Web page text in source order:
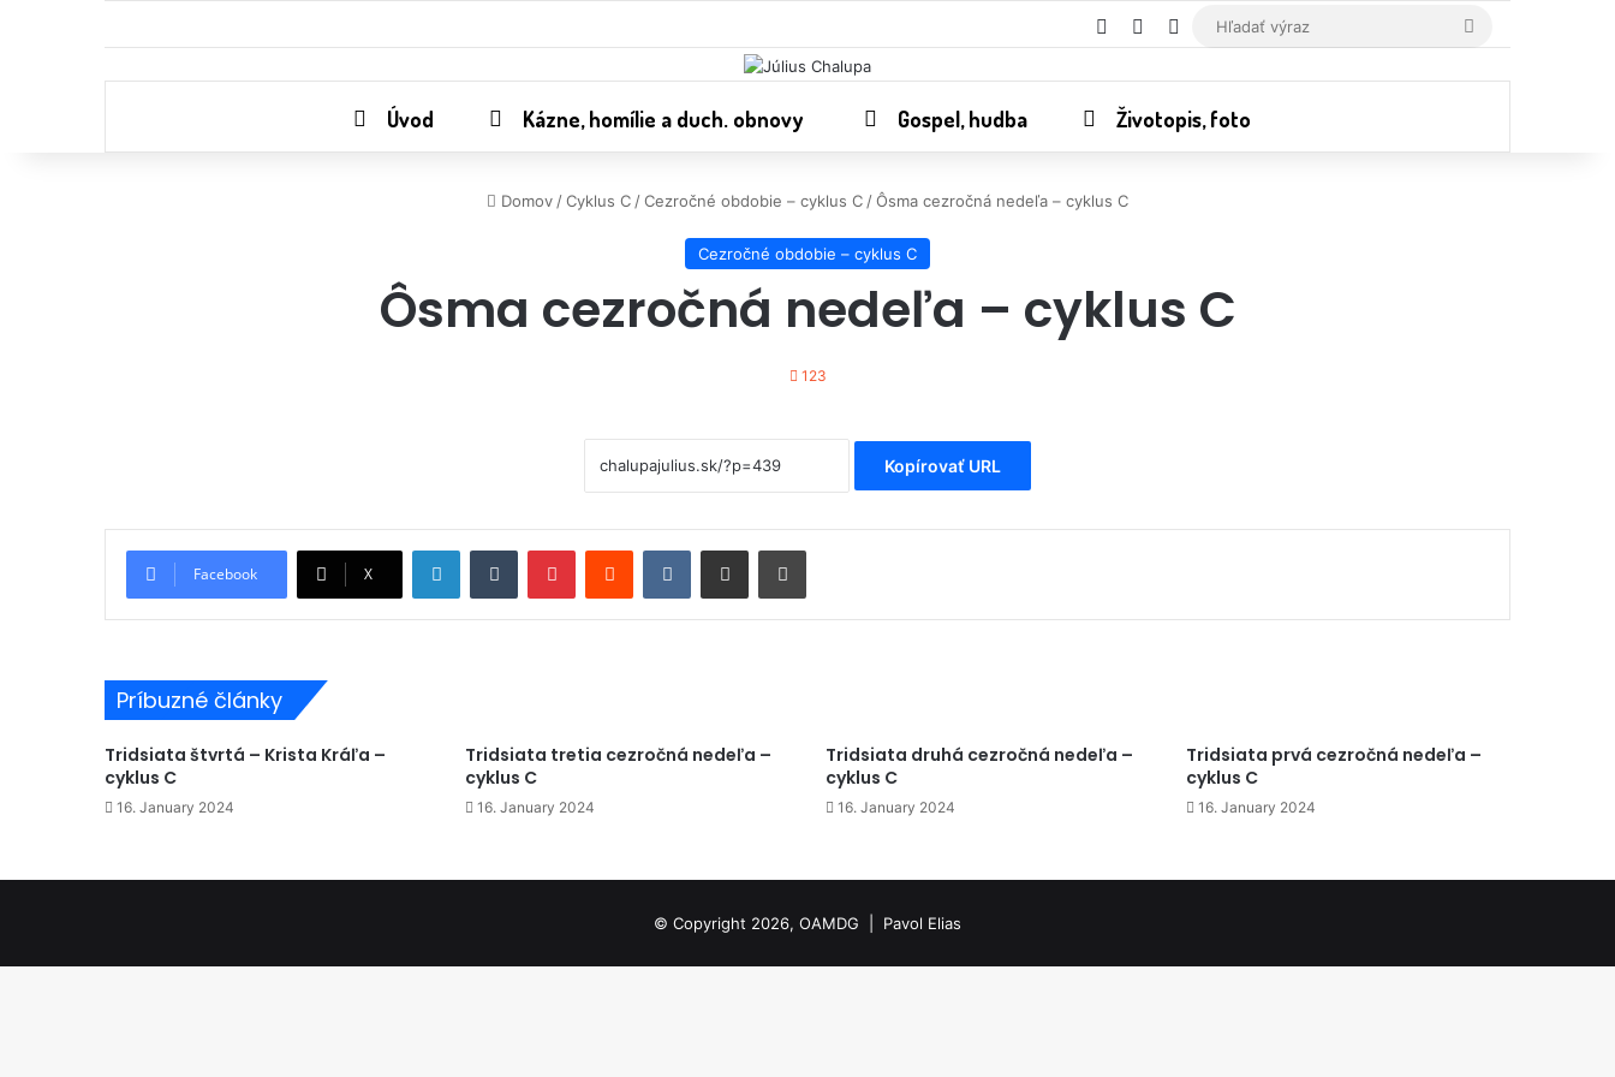
RSS Random Article
Switch skin
Hľadať
Úvod Kázne, homílie a duch. obnovy Gospel, hudba Životopis, foto
Domov /Cyklus C /Cezročné obdobie – cyklus C /Ôsma cezročná nedeľa – cyklus C
Cezročné obdobie – cyklus C
Ôsma cezročná nedeľa – cyklus C
123
Kopírovať URL
Facebook X
LinkedInTumblr PinterestReddit VKontakteZdieľať cez email Tlačiť
Príbuzné články
Tridsiata štvrtá – Krista Kráľa –
cyklus C
16. January 2024
Tridsiata tretia cezročná nedeľa –
cyklus C
16. January 2024
Tridsiata druhá cezročná nedeľa –
cyklus C
16. January 2024
Tridsiata prvá cezročná nedeľa –
cyklus C
16. January 2024
© Copyright 2026, OAMDG | Pavol Elias